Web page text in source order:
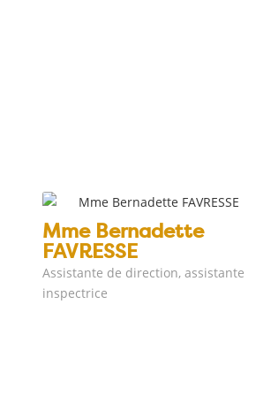
Mme Bernadette
FAVRESSE
Assistante de direction, assistante
inspectrice